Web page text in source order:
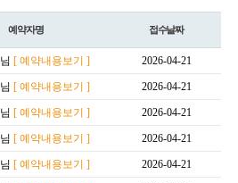
예약자명 접수날짜
[ 예약내용보기 ] 2026-04-21
[ 예약내용보기 ] 2026-04-21
[ 예약내용보기 ] 2026-04-21
[ 예약내용보기 ] 2026-04-21
[ 예약내용보기 ] 2026-04-21